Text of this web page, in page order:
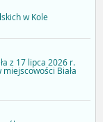
w Kole
z 17 lipca 2026 r.
Biała